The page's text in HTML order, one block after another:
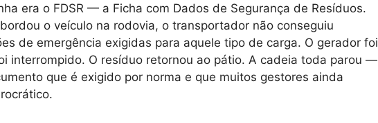
era o FDSR — a Ficha com Dados de Segurança de Resíduos.
o veículo na rodovia, o transportador não conseguiu
de emergência exigidas para aquele tipo de carga. O gerador foi
interrompido. O resíduo retornou ao pátio. A cadeia toda parou —
que é exigido por norma e que muitos gestores ainda